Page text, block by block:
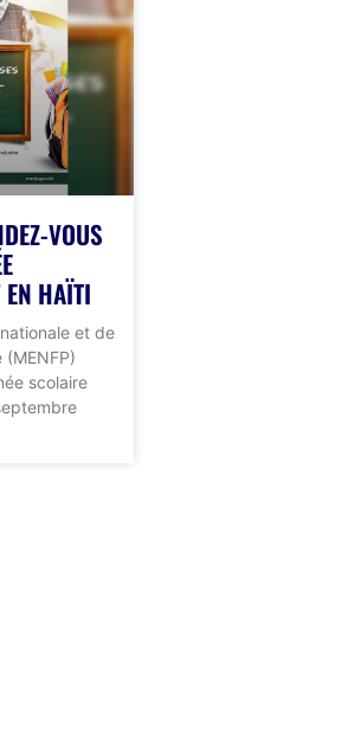
VOUS
HAÏTI
et de
(MENFP)
scolaire